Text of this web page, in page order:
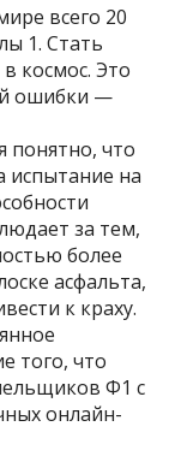
всего 20
1. Стать
космос. Это
ошибки —
понятно, что
испытание на
за тем,
более
асфальта,
к краху.
того, что
Ф1 с
онлайн-